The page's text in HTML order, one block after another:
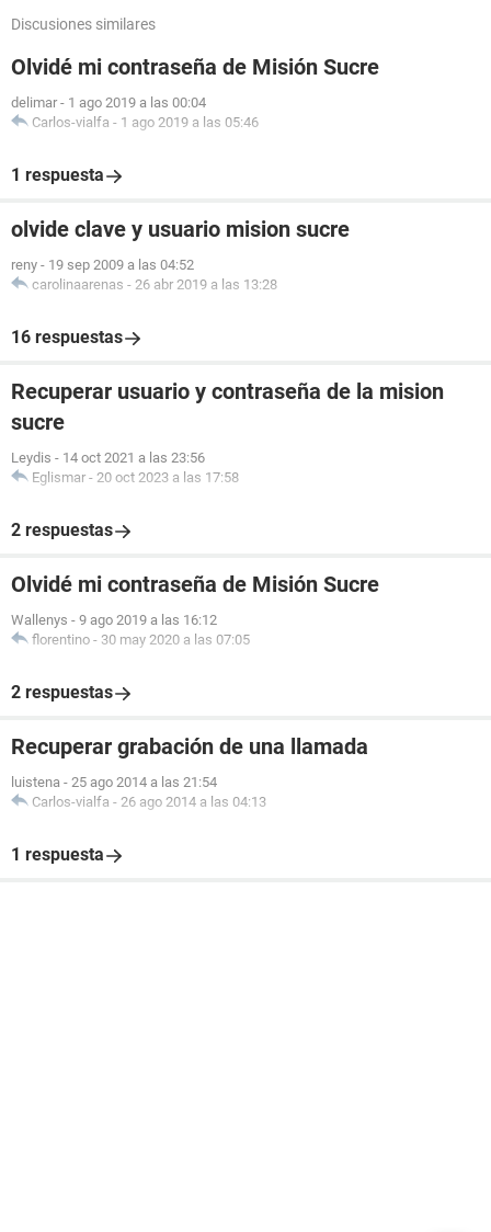
Discusiones similares
Olvidé mi contraseña de Misión Sucre
delimar - 1 ago 2019 a las 00:04
Carlos-vialfa - 1 ago 2019 a las 05:46
1 respuesta
olvide clave y usuario mision sucre
reny - 19 sep 2009 a las 04:52
carolinaarenas - 26 abr 2019 a las 13:28
16 respuestas
Recuperar usuario y contraseña de la mision
sucre
Leydis - 14 oct 2021 a las 23:56
Eglismar - 20 oct 2023 a las 17:58
2 respuestas
Olvidé mi contraseña de Misión Sucre
Wallenys - 9 ago 2019 a las 16:12
florentino - 30 may 2020 a las 07:05
2 respuestas
Recuperar grabación de una llamada
luistena - 25 ago 2014 a las 21:54
Carlos-vialfa - 26 ago 2014 a las 04:13
1 respuesta